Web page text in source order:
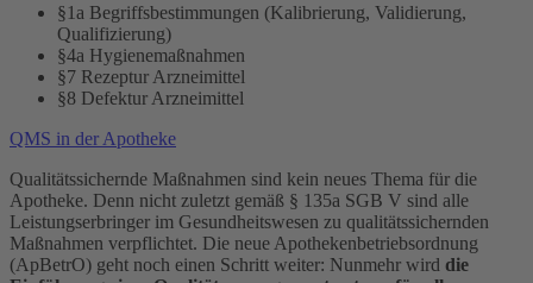
§1a Begriffsbestimmungen (Kalibrierung, Validierung,
Qualifizierung)
§4a Hygienemaßnahmen
§7 Rezeptur Arzneimittel
§8 Defektur Arzneimittel
QMS in der Apotheke
Qualitätssichernde Maßnahmen sind kein neues Thema für die
Apotheke. Denn nicht zuletzt gemäß § 135a SGB V sind alle
Leistungserbringer im Gesundheitswesen zu qualitätssichernden
Maßnahmen verpflichtet. Die neue Apothekenbetriebsordnung
(ApBetrO) geht noch einen Schritt weiter: Nunmehr wird die